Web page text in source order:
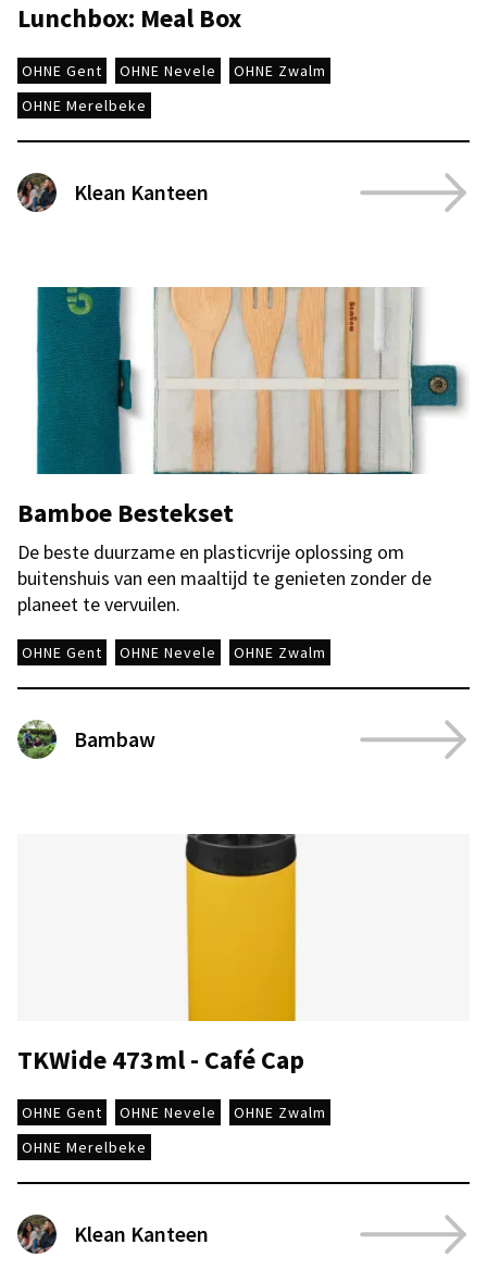
Lunchbox: Meal Box
OHNE Gent OHNE Nevele
OHNE Zwalm
OHNE Merelbeke
Klean Kanteen
Bamboe Bestekset
De beste duurzame en plasticvrije oplossing om
buitenshuis van een maaltijd te genieten zonder de
planeet te vervuilen.
OHNE Gent OHNE Nevele OHNE Zwalm
Bambaw
TKWide 473ml - Café Cap
OHNE Gent OHNE Nevele
OHNE Zwalm
OHNE Merelbeke
Klean Kanteen